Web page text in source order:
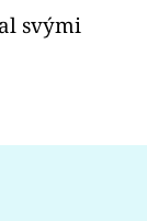
svými